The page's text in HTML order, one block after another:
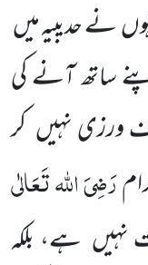
نے حدیبیہ میں
ساتھ آنے کی
ورزی نہیں کر
رَضِیَ اللہ تَعَالٰی
نہیں ہے، بلکہ